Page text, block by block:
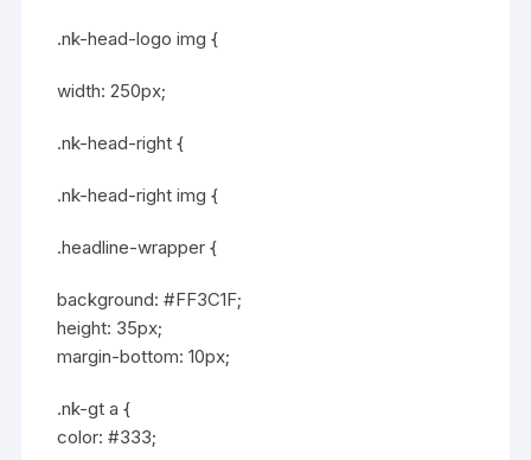
.nk-head-logo img {
width: 250px;
.nk-head-right {
.nk-head-right img {
.headline-wrapper {
background: #FF3C1F;
height: 35px;
margin-bottom: 10px;
.nk-gt a {
color: #333;